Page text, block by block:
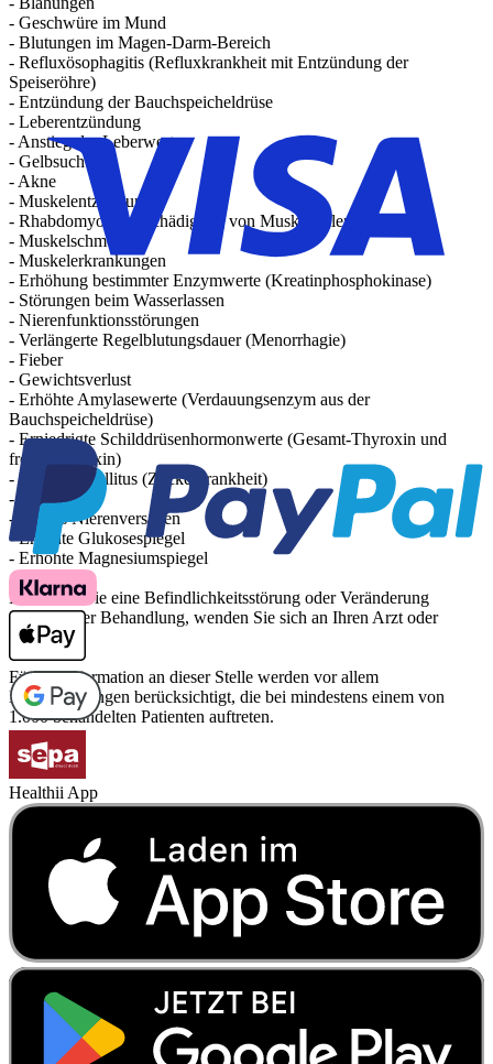
- Geschwüre im Mund
- Blutungen im Magen-Darm-Bereich
- Refluxösophagitis (Refluxkrankheit mit Entzündung der
Speiseröhre)
- Entzündung der Bauchspeicheldrüse
- Leberentzündung
- Anstieg der Leberwerte
- Gelbsucht
- Akne
- Muskelentzündung
- Rhabdomyolyse (Schädigung von Muskelzellen)
- Muskelschmerzen
- Muskelerkrankungen
- Erhöhung bestimmter Enzymwerte (Kreatinphosphokinase)
- Störungen beim Wasserlassen
- Nierenfunktionsstörungen
- Verlängerte Regelblutungsdauer (Menorrhagie)
- Fieber
- Gewichtsverlust
- Erhöhte Amylasewerte (Verdauungsenzym aus der
Bauchspeicheldrüse)
- Erniedrigte Schilddrüsenhormonwerte (Gesamt-Thyroxin und
freies Thyroxin)
- Diabetes mellitus (Zuckerkrankheit)
- Herzinfarkt
- Akutes Nierenversagen
- Erhöhte Glukosespiegel
- Erhöhte Magnesiumspiegel
Bemerken Sie eine Befindlichkeitsstörung oder Veränderung
während der Behandlung, wenden Sie sich an Ihren Arzt oder
Apotheker.
Für die Information an dieser Stelle werden vor allem
Nebenwirkungen berücksichtigt, die bei mindestens einem von
1.000 behandelten Patienten auftreten.
Healthii App